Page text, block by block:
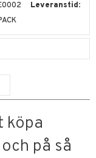
Leveranstid
köpa
på så